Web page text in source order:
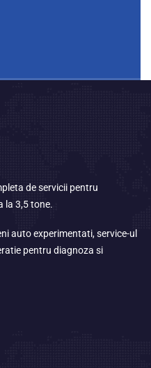
de servicii pentru
la 3,5 tone.
auto experimentati, service-ul
pentru diagnoza si